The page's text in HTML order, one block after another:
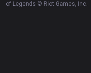
of Legends © Riot Games, Inc.